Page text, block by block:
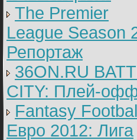
The Premier
League Season
Репортаж
36ON.RU
CITY: Плей-
Fantasy
Евро 2012: Лига